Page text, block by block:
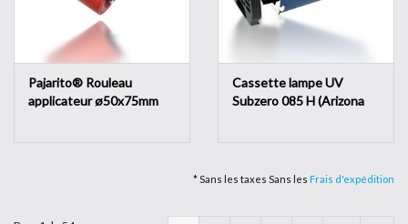
Pajarito® Rouleau
applicateur ø50x75mm
Cassette lampe UV
Subzero 085 H (Arizona
* Sans les taxes Sans les Frais d'expédition